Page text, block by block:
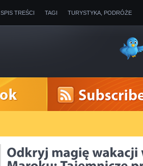
SPIS TREŚCI TAGI TURYSTYKA, PODRÓŻE